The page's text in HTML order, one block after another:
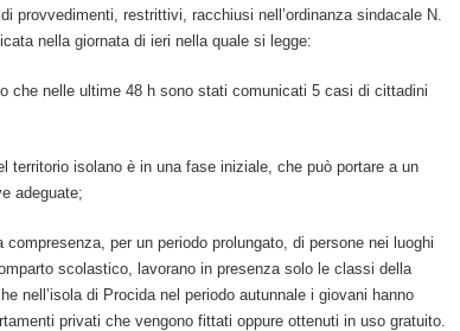
provvedimenti, restrittivi, racchiusi nell’ordinanza sindacale N.
nella giornata di ieri nella quale si legge:
che nelle ultime 48 h sono stati comunicati 5 casi di cittadini
territorio isolano è in una fase iniziale, che può portare a un
adeguate;
per un periodo prolungato, di persone nei luoghi
scolastico, lavorano in presenza solo le classi della
nell’isola di Procida nel periodo autunnale i giovani hanno
privati che vengono fittati oppure ottenuti in uso gratuito.